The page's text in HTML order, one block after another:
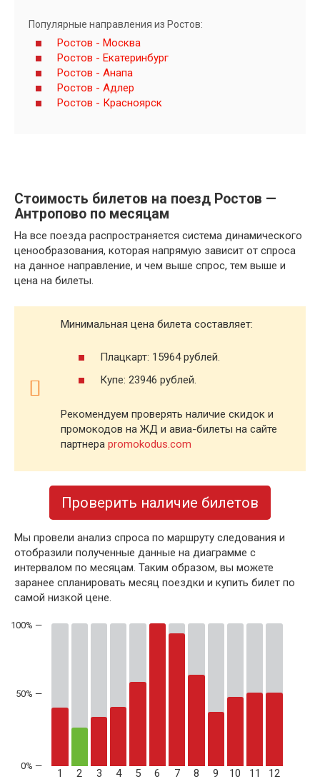
Популярные направления из Ростов:
Ростов - Москва
Ростов - Екатеринбург
Ростов - Анапа
Ростов - Адлер
Ростов - Красноярск
Стоимость билетов на поезд Ростов —
Антропово по месяцам
На все поезда распространяется система динамического
ценообразования, которая напрямую зависит от спроса
на данное направление, и чем выше спрос, тем выше и
цена на билеты.
Минимальная цена билета составляет:
Плацкарт: 15964 рублей.
Купе: 23946 рублей.
Рекомендуем проверять наличие скидок и
промокодов на ЖД и авиа-билеты на сайте
партнера promokodus.com
Проверить наличие билетов
Мы провели анализ спроса по маршруту следования и
отобразили полученные данные на диаграмме с
интервалом по месяцам. Таким образом, вы можете
заранее спланировать месяц поездки и купить билет по
самой низкой цене.
50% —
1 2 3 4 5 6 7 8 9 10 11 12